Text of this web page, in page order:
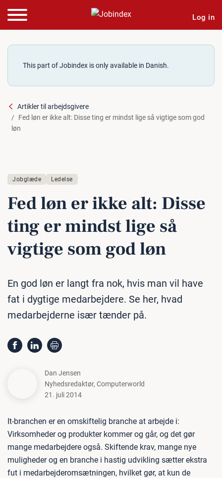
Log in
This part of Jobindex is only available in Danish.
Artikler til arbejdsgivere
Fed løn er ikke alt: Disse ting er mindst lige så vigtige som god
løn
Jobglæde Ledelse
Fed løn er ikke alt: Disse
ting er mindst lige så
vigtige som god løn
En god løn er langt fra nok, hvis man vil have
fat i dygtige medarbejdere. Se her, hvad
medarbejderne især tænder på.
Dan Jensen
Nyhedsredaktør, Computerworld
21. juli 2014
It-branchen er en omskiftelig branche at arbejde i:
Virksomheder og produkter kommer og går, og det gør
mange medarbejdere også. Skiftende krav, mange nye
muligheder og en branche i hastig udvikling sætter ekstra
fut i medarbejderomsætningen, hvilket gør, at kun de